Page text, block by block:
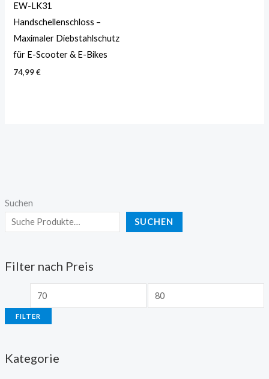
Suchen
SUCHEN
Filter nach Preis
FILTER
Kategorie
EW-LK31
Handschellenschloss –
Maximaler Diebstahlschutz
für E-Scooter & E-Bikes
74,99€